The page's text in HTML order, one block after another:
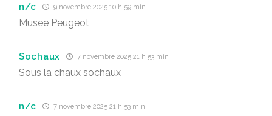
n/c 9 novembre 2025 10 h 59 min
Musee Peugeot
Sochaux 7 novembre 2025 21 h 53 min
Sous la chaux sochaux
n/c 7 novembre 2025 21 h 53 min